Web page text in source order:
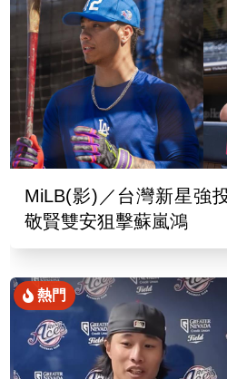
MiLB(影)／台灣新星強
敬賢雙安狙擊蘇嵐鴻
熱門